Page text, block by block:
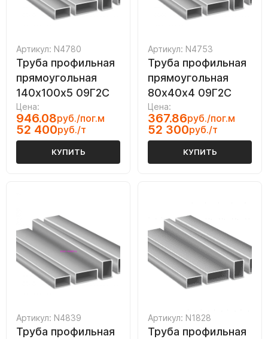
Артикул: N4780
Труба профильная
прямоугольная
140х100х5 09Г2С
Цена:
946.08руб./пог.м
52 400руб./т
КУПИТЬ
Артикул: N4753
Труба профильная
прямоугольная
80х40х4 09Г2С
Цена:
367.86руб./пог.м
52 300руб./т
КУПИТЬ
Артикул: N4839
Труба профильная
Артикул: N1828
Труба профильная